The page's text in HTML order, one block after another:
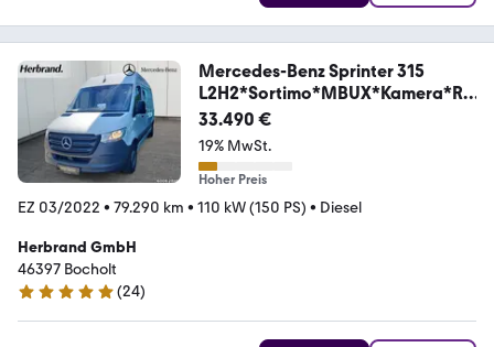
Mercedes-Benz Sprinter 315
L2H2*Sortimo*MBUX*Kamera*Re
gale*
33.490 €
19% MwSt.
Hoher Preis
EZ 03/2022 • 79.290 km • 110 kW (150 PS) • Diesel
Herbrand GmbH
46397 Bocholt
5 Sterne
(24)